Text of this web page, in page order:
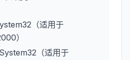
（适用于
）
（适用于